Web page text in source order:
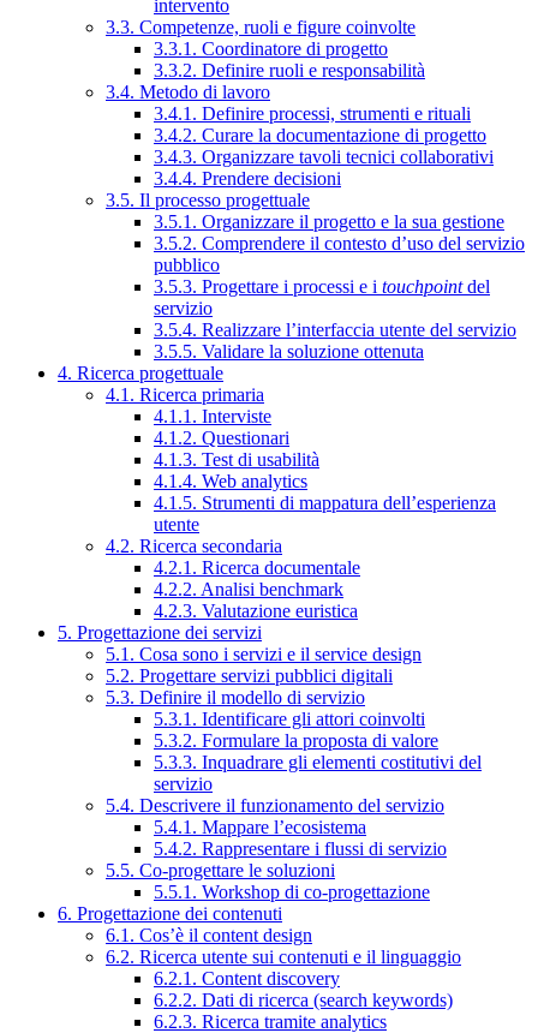
intervento
3.3. Competenze, ruoli e figure coinvolte
3.3.1. Coordinatore di progetto
3.3.2. Definire ruoli e responsabilità
3.4. Metodo di lavoro
3.4.1. Definire processi, strumenti e rituali
3.4.2. Curare la documentazione di progetto
3.4.3. Organizzare tavoli tecnici collaborativi
3.4.4. Prendere decisioni
3.5. Il processo progettuale
3.5.1. Organizzare il progetto e la sua gestione
3.5.2. Comprendere il contesto d’uso del servizio
pubblico
3.5.3. Progettare i processi e i touchpointdel
servizio
3.5.4. Realizzare l’interfaccia utente del servizio
3.5.5. Validare la soluzione ottenuta
4. Ricerca progettuale
4.1. Ricerca primaria
4.1.1. Interviste
4.1.2. Questionari
4.1.3. Test di usabilità
4.1.4. Web analytics
4.1.5. Strumenti di mappatura dell’esperienza
utente
4.2. Ricerca secondaria
4.2.1. Ricerca documentale
4.2.2. Analisi benchmark
4.2.3. Valutazione euristica
5. Progettazione dei servizi
5.1. Cosa sono i servizi e il service design
5.2. Progettare servizi pubblici digitali
5.3. Definire il modello di servizio
5.3.1. Identificare gli attori coinvolti
5.3.2. Formulare la proposta di valore
5.3.3. Inquadrare gli elementi costitutivi del
servizio
5.4. Descrivere il funzionamento del servizio
5.4.1. Mappare l’ecosistema
5.4.2. Rappresentare i flussi di servizio
5.5. Co-progettare le soluzioni
5.5.1. Workshop di co-progettazione
6. Progettazione dei contenuti
6.1. Cos’è il content design
6.2. Ricerca utente sui contenuti e il linguaggio
6.2.1. Content discovery
6.2.2. Dati di ricerca (search keywords)
6.2.3. Ricerca tramite analytics